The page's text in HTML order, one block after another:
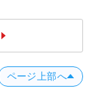
ページ上部へ